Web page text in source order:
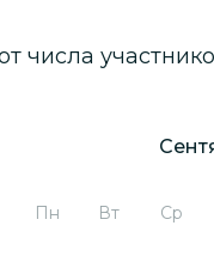
числа
Пн Вт Ср